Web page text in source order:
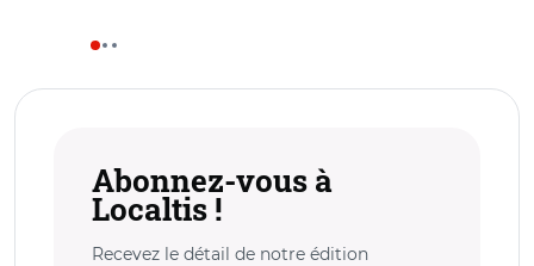
Abonnez-vous à
Localtis !
Recevez le détail de notre édition